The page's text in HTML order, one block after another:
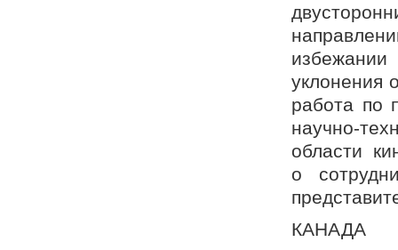
избежании
уклонения
работа по
научно-
области
о
КАНАДА